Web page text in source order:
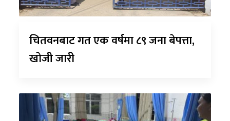
चितवनबाट गत एक वर्षमा ८९ जना बेपत्ता,
खोजी जारी